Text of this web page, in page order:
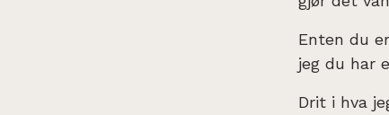
Enten du
jeg du har
Drit i hva